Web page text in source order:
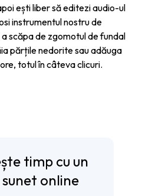
ești liber să editezi audio-ul
instrumentul nostru de
scăpa de zgomotul de fundal
părțile nedorite sau adăuga
totul în câteva clicuri.
timp cu un
online